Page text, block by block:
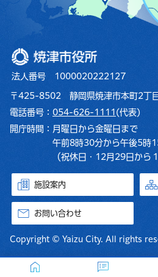
焼津市役所
法人番号 1000020222127
〒425-8502 静岡県焼津市本町2丁
電話番号： 054-626-1111 (代表)
開庁時間： 月曜日から金曜日まで
午前8時30分から午後5時
（祝休日・12月29日から
施設案内
お問い合わせ
Copyright © Yaizu City. All rights